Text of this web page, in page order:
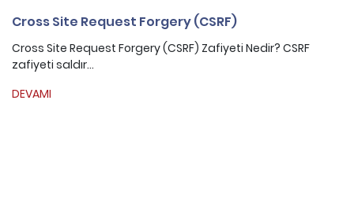
Cross Site Request Forgery (CSRF)
Cross Site Request Forgery (CSRF) Zafiyeti Nedir? CSRF
zafiyeti saldır...
DEVAMI